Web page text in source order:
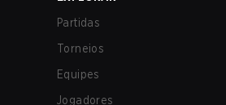
Partidas
Torneios
Equipes
Jogadores